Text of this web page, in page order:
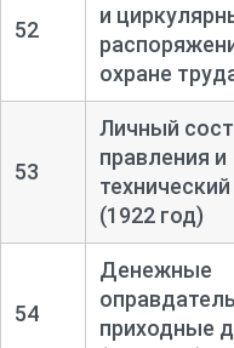
52
и
охране
53
Личный
правления и
(1922 год)
54
Денежные
приходные